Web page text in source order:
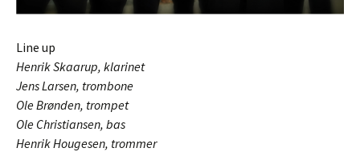
Line up
Henrik Skaarup, klarinet
Jens Larsen, trombone
Ole Brønden, trompet
Ole Christiansen, bas
Henrik Hougesen, trommer